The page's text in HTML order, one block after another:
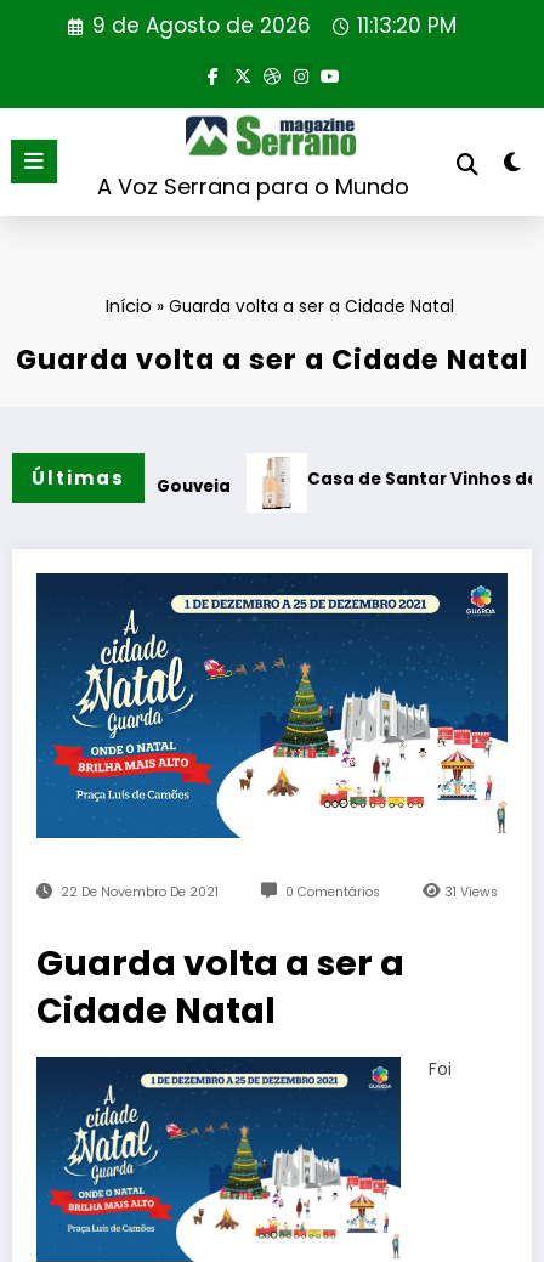
9 de Agosto de 2026 11:13:21 PM
A Voz Serrana para o Mundo
Início »Guarda volta a ser a Cidade Natal
Guarda volta a ser a Cidade Natal
Últimas
Gouveia Casa de Santar Vinhos destaca três
22 De Novembro De 2021 0 Comentários 31Views
Guarda volta a ser a
Cidade Natal
Foi